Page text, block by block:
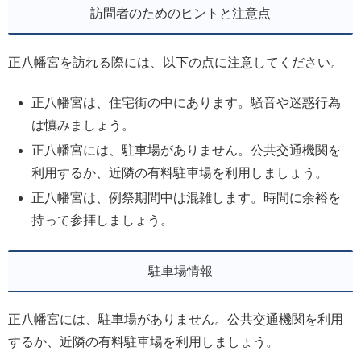
訪問者のためのヒントと注意点
正八幡宮を訪れる際には、以下の点に注意してください。
正八幡宮は、住宅街の中にあります。騒音や迷惑行為
は慎みましょう。
正八幡宮には、駐車場がありません。公共交通機関を
利用するか、近隣の有料駐車場を利用しましょう。
正八幡宮は、例祭期間中は混雑します。時間に余裕を
持って参拝しましょう。
駐車場情報
正八幡宮には、駐車場がありません。公共交通機関を利用
するか、近隣の有料駐車場を利用しましょう。